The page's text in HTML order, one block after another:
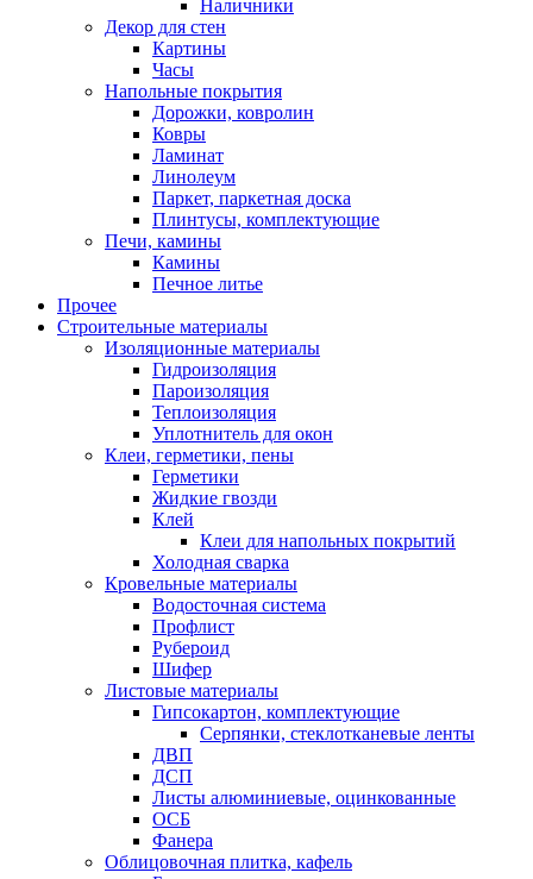
Наличники
Декор для стен
Картины
Часы
Напольные покрытия
Дорожки, ковролин
Ковры
Ламинат
Линолеум
Паркет, паркетная доска
Плинтусы, комплектующие
Печи, камины
Камины
Печное литье
Прочее
Строительные материалы
Изоляционные материалы
Гидроизоляция
Пароизоляция
Теплоизоляция
Уплотнитель для окон
Клеи, герметики, пены
Герметики
Жидкие гвозди
Клей
Клеи для напольных покрытий
Холодная сварка
Кровельные материалы
Водосточная система
Профлист
Рубероид
Шифер
Листовые материалы
Гипсокартон, комплектующие
Серпянки, стеклотканевые ленты
ДВП
ДСП
Листы алюминиевые, оцинкованные
ОСБ
Фанера
Облицовочная плитка, кафель